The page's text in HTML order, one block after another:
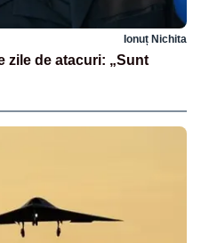
Ionuț Nichita
zile de atacuri: „Sunt